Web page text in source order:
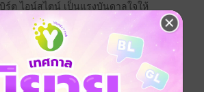
ร์ต ไอน์สไตน์ เป็นแรงบันดาลใจให้
การบริหารจัดการเพื่อส่งมอบคุณค่าที่ดี
ทักษะประการหนึ่งที่ทำให้บุคลากรใน
กค้าชื่นชอบ คือทักษะการสะท้อนคิด